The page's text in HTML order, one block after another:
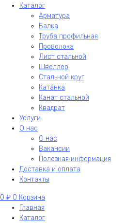
Каталог
Арматура
Балка
Труба профильная
Проволока
Лист стальной
Швеллер
Стальной круг
Катанка
Канат стальной
Квадрат
Услуги
О нас
О нас
Вакансии
Полезная информация
Доставка и оплата
Контакты
0 ₽ 0 Корзина
Главная
Каталог